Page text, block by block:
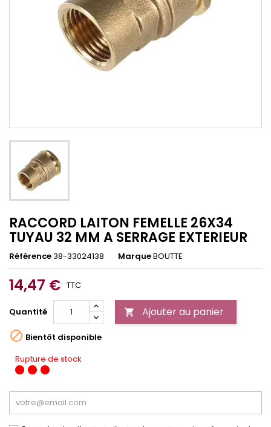
RACCORD LAITON FEMELLE 26X34
TUYAU 32 MM A SERRAGE EXTERIEUR
Référence38-33024138 MarqueBOUTTE
14,47 € TTC
Quantité  Ajouter au panier
 Bientôt disponible
Rupture de stock